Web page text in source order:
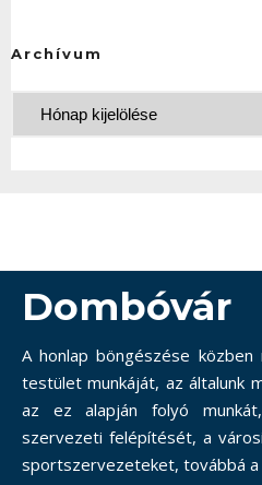
Archívum
Dombóvár
A honlap böngészése
testület munkáját, az általunk
az ez alapján folyó
szervezeti felépítését, a
sportszervezeteket, továbbá a